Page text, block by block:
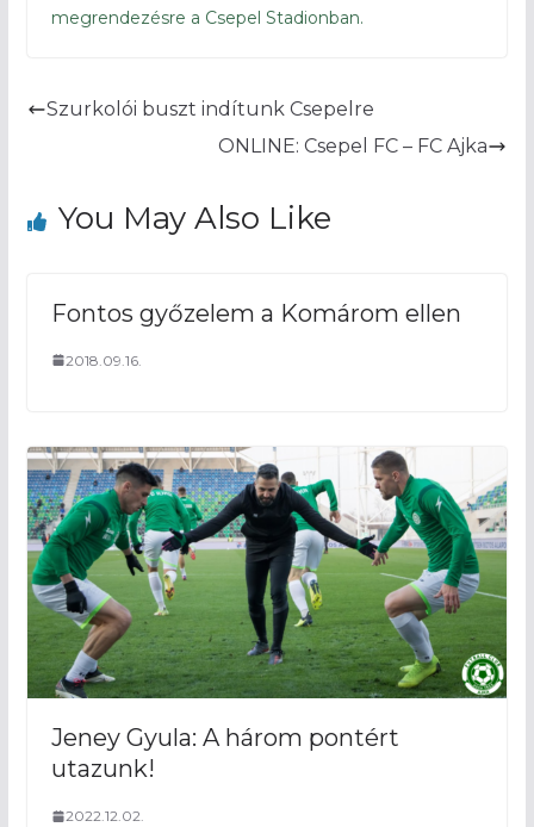
megrendezésre a Csepel Stadionban.
Szurkolói buszt indítunk Csepelre
ONLINE: Csepel FC – FC Ajka
You May Also Like
Fontos győzelem a Komárom ellen
2018.09.16.
Jeney Gyula: A három pontért
utazunk!
2022.12.02.